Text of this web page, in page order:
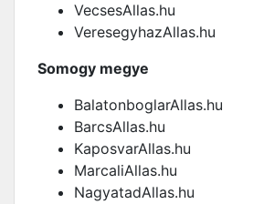
VecsesAllas.hu
VeresegyhazAllas.hu
Somogy megye
BalatonboglarAllas.hu
BarcsAllas.hu
KaposvarAllas.hu
MarcaliAllas.hu
NagyatadAllas.hu